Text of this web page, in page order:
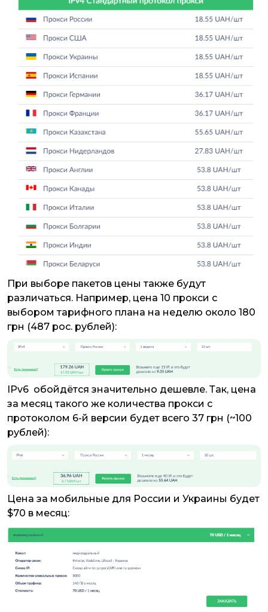
При выборе пакетов цены также будут
различаться. Например, цена 10 прокси с
выбором тарифного плана на неделю около 180
грн (487 рос. рублей):
IPv6 обойдётся значительно дешевле. Так, цена
за месяц такого же количества прокси с
протоколом 6-й версии будет всего 37 грн (~100
рублей):
Цена за мобильные для России и Украины будет
$70 в месяц: